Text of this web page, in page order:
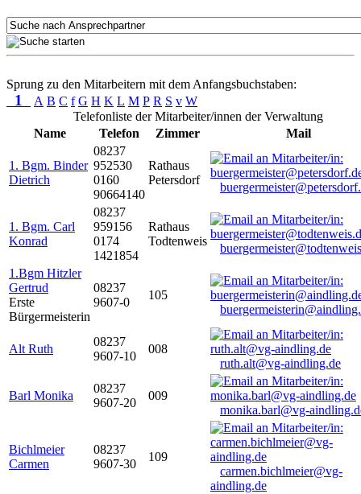
Sprung zu den Mitarbeitern mit dem Anfangsbuchstaben:
1 A B C f G H K L M P R S v W
Telefonliste der Mitarbeiter/innen der Verwaltung
Name
Telefon Zimmer Mail
1. Bgm. Binder
Dietrich
08237
952530
0160
90664140
Rathaus
Petersdorf
1. Bgm. Carl
Konrad
08237
959156
0174
1421854
Rathaus
Todtenweis
1.Bgm Hitzler
Gertrud
Erste
Bürgermeisterin
08237
9607-0
105
Alt Ruth
08237
9607-10
008
ruth.alt@vg-aindling.de
Barl Monika
08237
9607-20
009
monika.barl@vg-
Bichlmeier
Carmen
08237
9607-30
109
carmen.bichlmeier@vg-
aindling.de